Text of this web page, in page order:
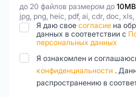
до 20 файлов размером до 10MB
jpg, png, heic, pdf, ai, cdr, doc,
Я даю свое согласие на
данных в соответствии с
персональных данных
Я ознакомлен и
конфиденциальности .
распространению в